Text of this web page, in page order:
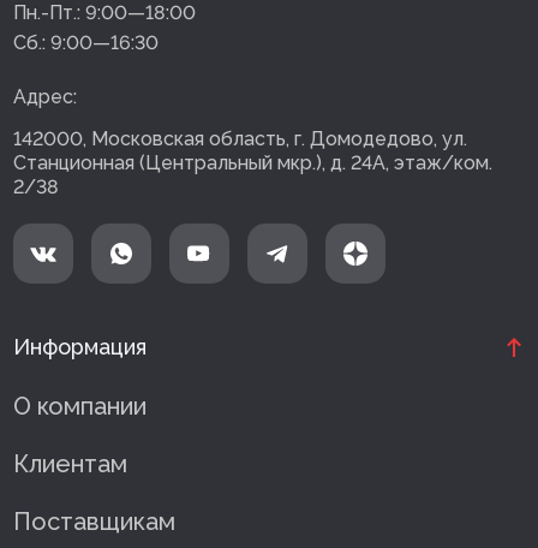
Пн.-Пт.: 9:00—18:00
Сб.: 9:00—16:30
Адрес:
142000, Московская область, г. Домодедово, ул.
Станционная (Центральный мкр.), д. 24А, этаж/ком.
2/38
Информация
О компании
Клиентам
Поставщикам